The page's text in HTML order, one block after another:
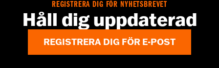
REGISTRERA DIG FÖR NYHETSBREVET
Håll dig uppdaterad
REGISTRERA DIG FÖR E-POST